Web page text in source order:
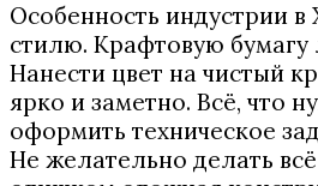
Особенность индустрии в
стилю. Крафтовую
Нанести цвет на чистый
ярко и заметно. Всё, что
оформить техническое
Не желательно делать